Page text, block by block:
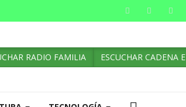
RADIO FAMILIA ESCUCHAR CADENA